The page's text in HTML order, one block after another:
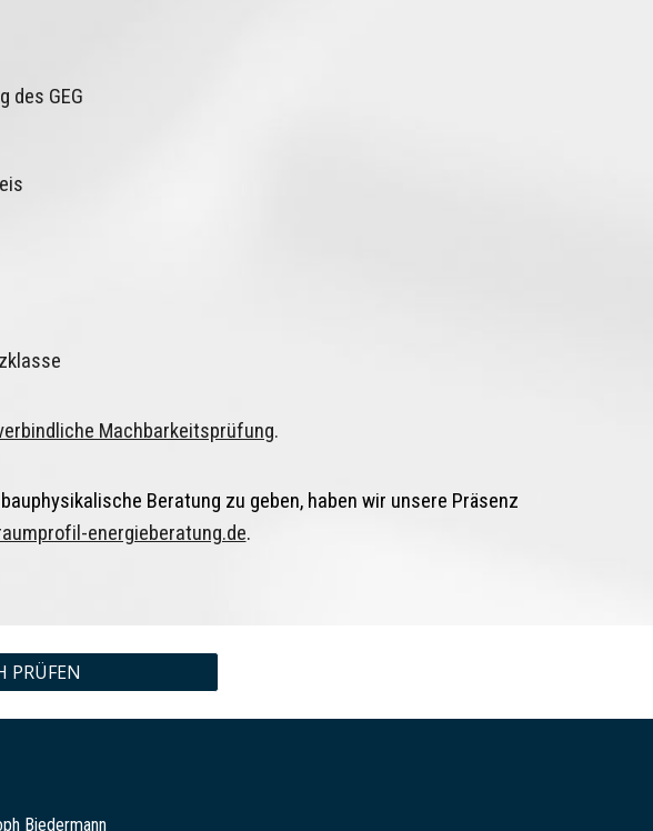
des GEG
Machbarkeitsprüfung.
Beratung zu geben, haben wir unsere Präsenz
energieberatung.de.
PRÜFEN
Biedermann